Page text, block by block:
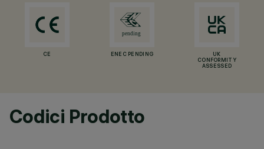
CE ENEC PENDING
UK
CONFORMITY
ASSESSED
Codici Prodotto